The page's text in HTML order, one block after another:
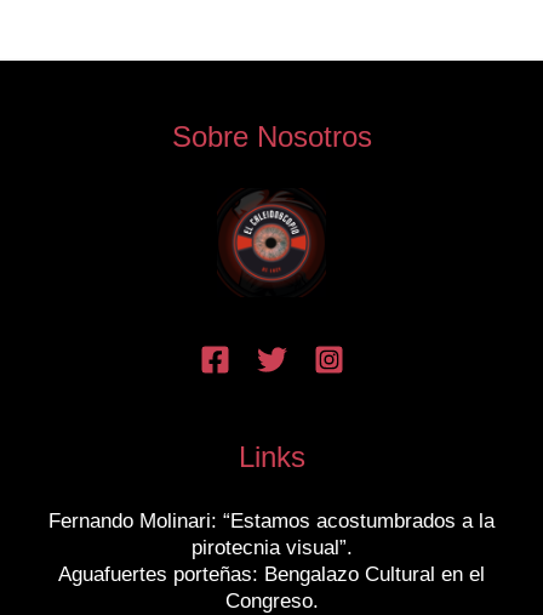
Sobre Nosotros
Links
Fernando Molinari: “Estamos acostumbrados a la
pirotecnia visual”.
Aguafuertes porteñas: Bengalazo Cultural en el
Congreso.